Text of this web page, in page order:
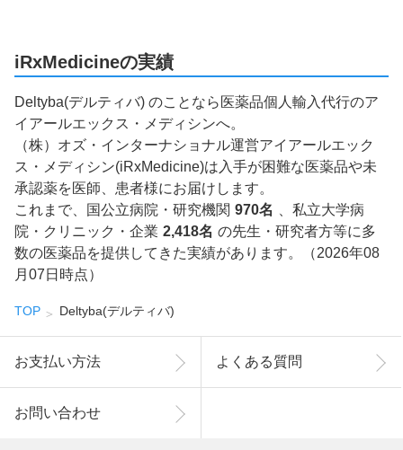
iRxMedicineの実績
Deltyba(デルティバ) のことなら医薬品個人輸入代行のア
イアールエックス・メディシンへ。
（株）オズ・インターナショナル運営アイアールエック
ス・メディシン(iRxMedicine)は入手が困難な医薬品や未
承認薬を医師、患者様にお届けします。
これまで、国公立病院・研究機関 970名
、私立大学病
院・クリニック・企業 2,418名 の先生・研究者方等に多
数の医薬品を提供してきた実績があります。（2026年08
月07日時点）
TOP Deltyba(デルティバ)
お支払い方法 よくある質問
お問い合わせ